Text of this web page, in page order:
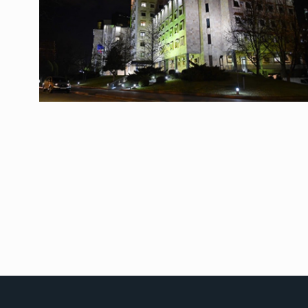
8
გენერალურმა
დერეფნის…
ᲔᲙᲝᲜᲝᲛᲘᲙᲐ 11/05/2022
თბილისის ზაქარია
სახელობის ოპერისა